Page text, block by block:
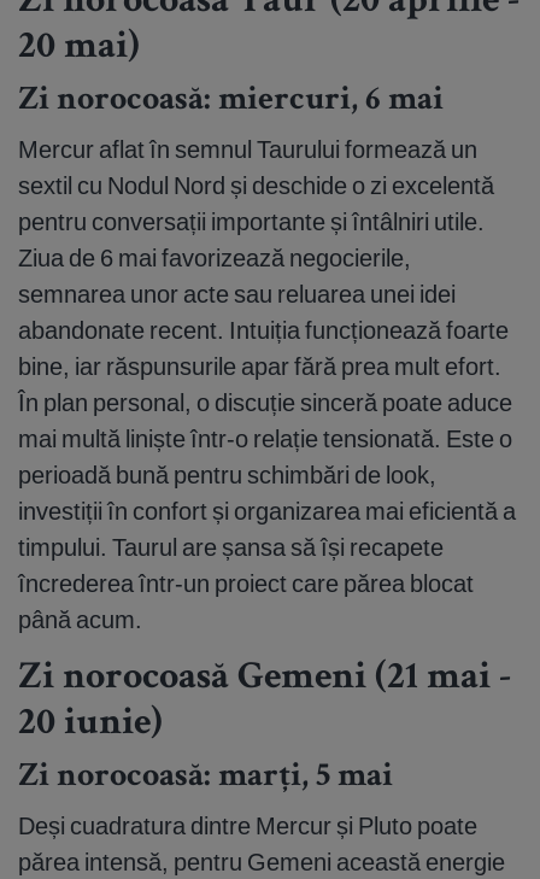
20 mai)
Zi norocoasă: miercuri, 6 mai
Mercur aflat în semnul Taurului formează un
sextil cu Nodul Nord și deschide o zi excelentă
pentru conversații importante și întâlniri utile.
Ziua de 6 mai favorizează negocierile,
semnarea unor acte sau reluarea unei idei
abandonate recent. Intuiția funcționează foarte
bine, iar răspunsurile apar fără prea mult efort.
În plan personal, o discuție sinceră poate aduce
mai multă liniște într-o relație tensionată. Este o
perioadă bună pentru schimbări de look,
investiții în confort și organizarea mai eficientă a
timpului. Taurul are șansa să își recapete
încrederea într-un proiect care părea blocat
până acum.
Zi norocoasă Gemeni (21 mai -
20 iunie)
Zi norocoasă: marți, 5 mai
Deși cuadratura dintre Mercur și Pluto poate
părea intensă, pentru Gemeni această energie